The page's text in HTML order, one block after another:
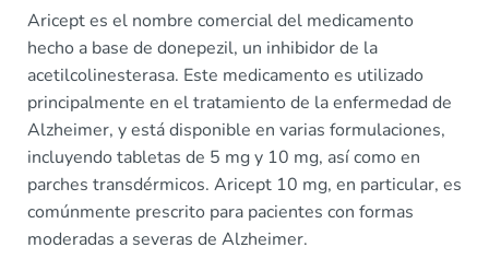
Aricept es el nombre comercial del medicamento
hecho a base de donepezil, un inhibidor de la
acetilcolinesterasa. Este medicamento es utilizado
principalmente en el tratamiento de la enfermedad de
Alzheimer, y está disponible en varias formulaciones,
incluyendo tabletas de 5 mg y 10 mg, así como en
parches transdérmicos. Aricept 10 mg, en particular, es
comúnmente prescrito para pacientes con formas
moderadas a severas de Alzheimer.